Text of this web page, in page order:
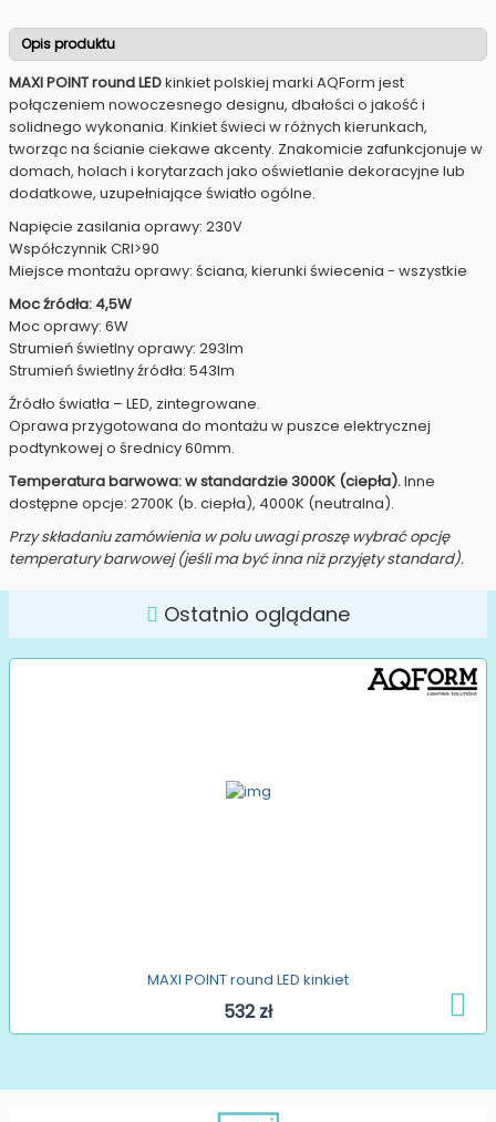
Opis produktu
MAXI POINT round LEDkinkiet polskiej marki AQForm jest
połączeniem nowoczesnego designu, dbałości o jakość i
solidnego wykonania. Kinkiet świeci w różnych kierunkach,
tworząc na ścianie ciekawe akcenty. Znakomicie zafunkcjonuje w
domach, holach i korytarzach jako oświetlanie dekoracyjne lub
dodatkowe, uzupełniające światło ogólne.
Napięcie zasilania oprawy: 230V
Współczynnik CRI>90
Miejsce montażu oprawy: ściana, kierunki świecenia - wszystkie
Moc źródła: 4,5W
Moc oprawy: 6W
Strumień świetlny oprawy: 293lm
Strumień świetlny źródła: 543lm
Źródło światła – LED, zintegrowane.
Oprawa przygotowana do montażu w puszce elektrycznej
podtynkowej o średnicy 60mm.
Temperatura barwowa: w standardzie 3000K (ciepła).Inne
dostępne opcje: 2700K (b. ciepła), 4000K (neutralna).
Przy składaniu zamówienia w polu uwagi proszę wybrać opcję
temperatury barwowej (jeśli ma być inna niż przyjęty standard).
Ostatnio oglądane
MAXI POINT round LED kinkiet
532 zł